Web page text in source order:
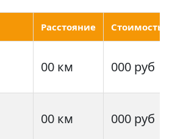
Расстояние Стоимость
00 км 000 руб
00 км 000 руб